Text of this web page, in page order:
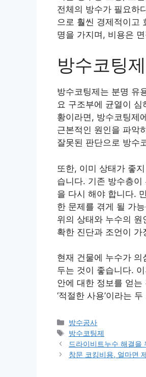
전체의 방수가 필요하
으로 훨씬 경제적이고
명을 가지며, 비용은
방수코팅
방수코팅제는 분명 유
요 구조부에 균열이
황이라면, 방수코팅제
근본적인 원인을 파악
잘못된 판단으로 방수
또한, 이미 상태가 좋
습니다. 기존 방수층
을 다시 해야 합니다.
한 문제를 겪게 될 가
위의 상태와 누수의
확한 진단과 조언이 가
현재 건물에 누수가
두는 것이 좋습니다.
안에 대한 정보를 얻는
‘적절한 사용’이라는
카
테
고
리
방수공사
태
그
방수코팅제
드라이비트누수 해결을
창문 코킹비용, 얼마면